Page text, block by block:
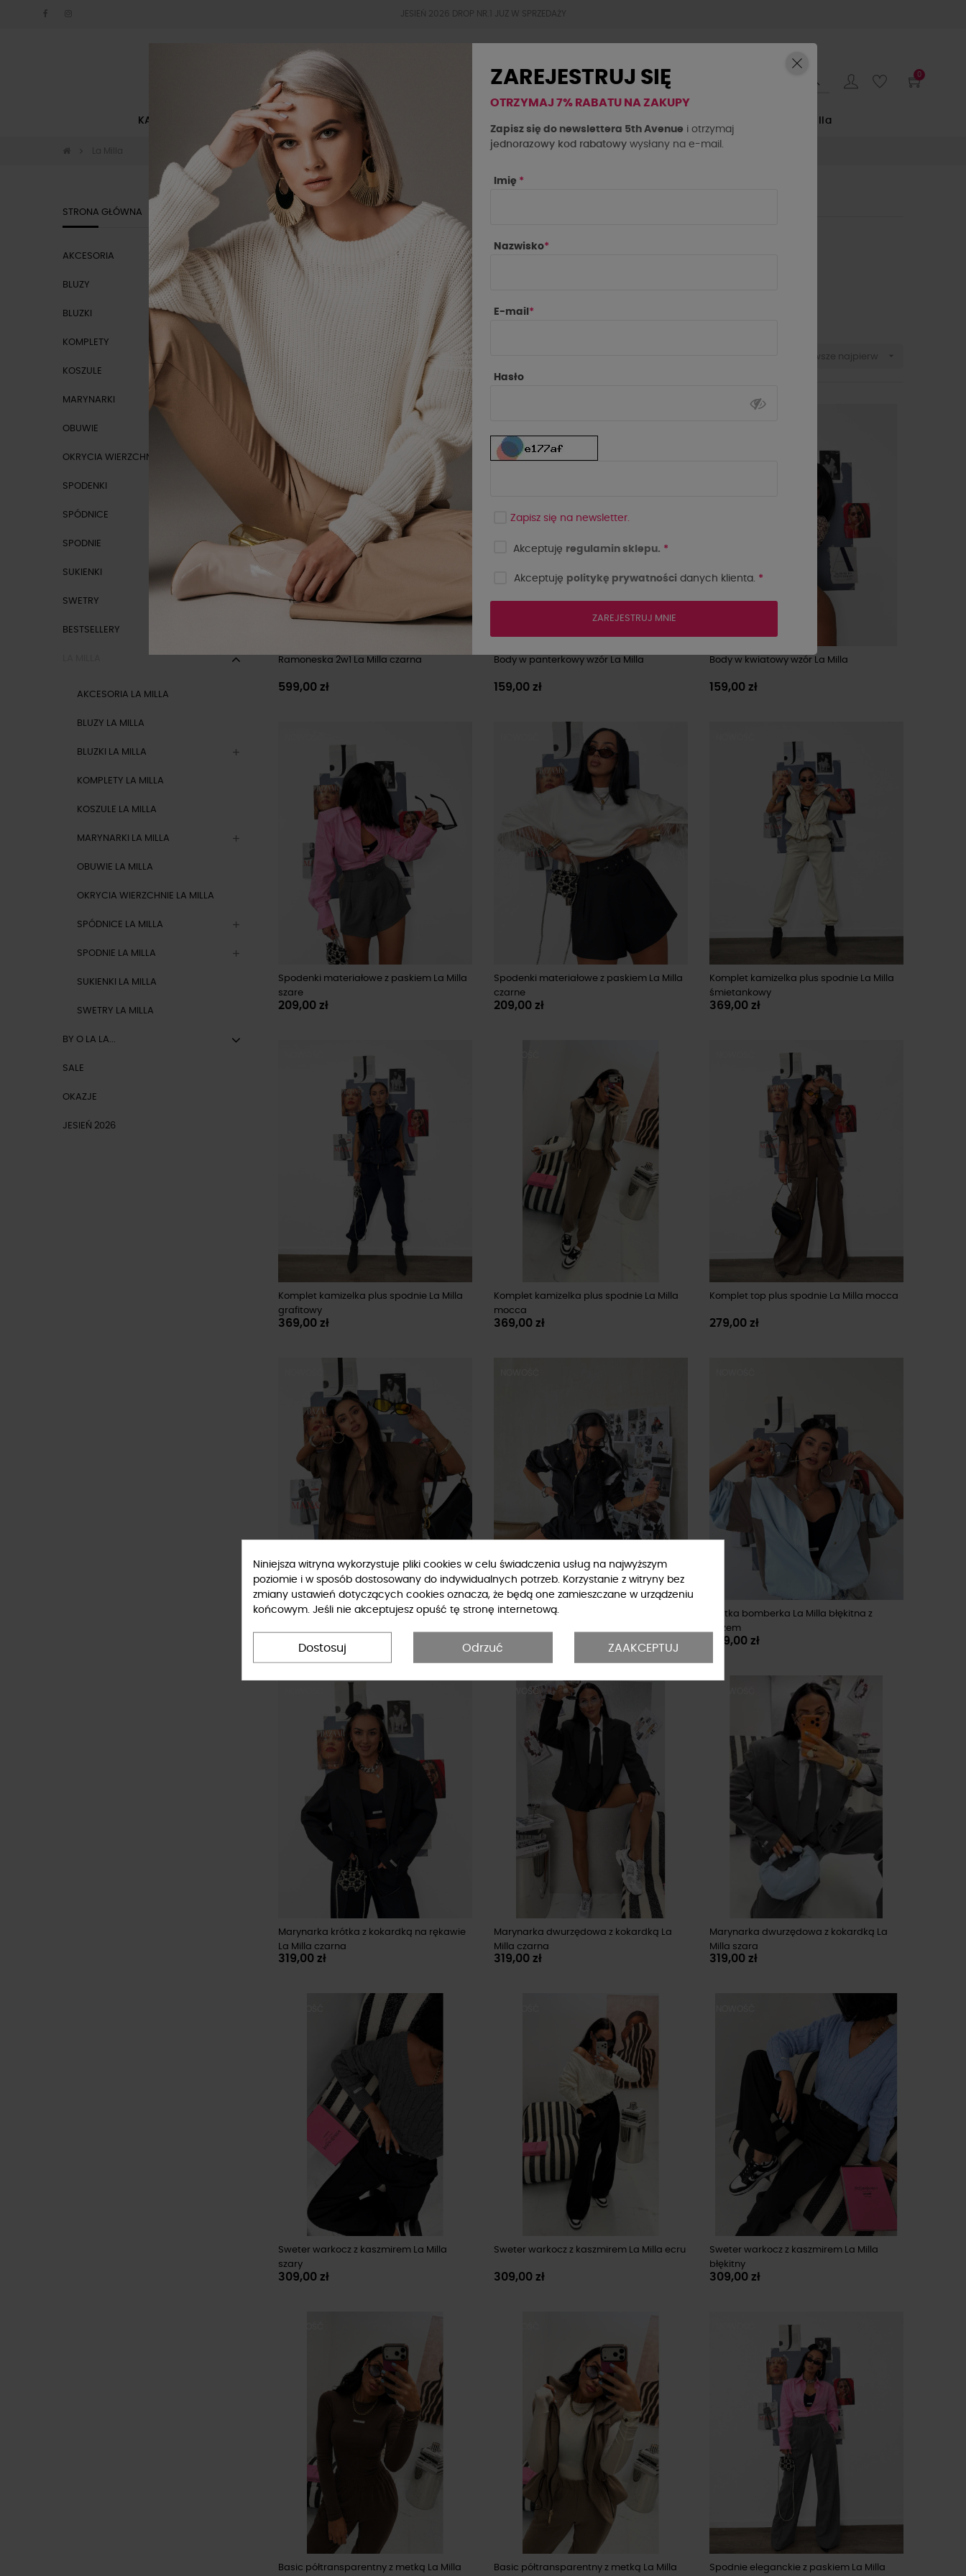
JESIEŃ 2026 DROP NR.1 JUZ W SPRZEDAŻY
KATEGORIE NOWOŚCI BESTSELLERY La Milla
0
STRONA GŁÓWNA
AKCESORIA
BLUZY
BLUZKI
KOMPLETY
KOSZULE
MARYNARKI
OBUWIE
OKRYCIA WIERZCHNIE
SPODENKI
SPÓDNICE
SPODNIE
SUKIENKI
SWETRY
BESTSELLERY
AKCESORIA LA MILLA
BLUZY LA MILLA
BLUZKI LA MILLA
KOMPLETY LA MILLA
KOSZULE LA MILLA
MARYNARKI LA MILLA
OBUWIE LA MILLA
OKRYCIA WIERZCHNIE LA MILLA
SPÓDNICE LA MILLA
SPODNIE LA MILLA
SUKIENKI LA MILLA
SWETRY LA MILLA
BY O LA LA...
SALE
OKAZJE
JESIEŃ 2026
LA MILLA
KATEGORIE CENA
Najnowsze najpierw 
NOWOŚĆ
Ramoneska 2w1 La Milla czarna
599,00 zł
Body w panterkowy wzór La Milla
159,00 zł
Body w kwiatowy wzór La Milla
159,00 zł
Spodenki materiałowe z paskiem La Milla
szare
209,00 zł
Spodenki materiałowe z paskiem La Milla
czarne
209,00 zł
Komplet kamizelka plus spodnie La Milla
śmietankowy
369,00 zł
Komplet kamizelka plus spodnie La Milla
grafitowy
369,00 zł
Komplet kamizelka plus spodnie La Milla
mocca
369,00 zł
Komplet top plus spodnie La Milla mocca
279,00 zł
Bomberka La Milla mocca Kurtka bomberka La Milla czarna z bielą
289,00 zł
Kurtka bomberka La Milla błękitna z
beżem
289,00 zł
Marynarka krótka z kokardką na rękawie
La Milla czarna
319,00 zł
NOWOŚĆ
Marynarka dwurzędowa z kokardką La
Milla czarna
319,00 zł
Marynarka dwurzędowa z kokardką La
Milla szara
319,00 zł
Sweter warkocz z kaszmirem La Milla
szary
309,00 zł
Sweter warkocz z kaszmirem La Milla ecru
309,00 zł
Sweter warkocz z kaszmirem La Milla
błękitny
309,00 zł
Basic półtransparentny z metką La Milla Basic półtransparentny z metką La Milla Spodnie eleganckie z paskiem La Milla
ZAREJESTRUJ SIĘ
OTRZYMAJ 7% RABATU NA ZAKUPY
Zapisz się do newslettera 5th Avenue i otrzymaj
jednorazowy kod rabatowy wysłany na e-mail.
Imię *
Nazwisko*
E-mail *
Hasło
Zapisz się na newsletter.
Akceptuję regulamin sklepu. *
Akceptuję politykę prywatności danych klienta. *
ZAREJESTRUJ MNIE
Niniejsza witryna wykorzystuje pliki cookies w celu świadczenia usług na najwyższym
poziomie i w sposób dostosowany do indywidualnych potrzeb. Korzystanie z witryny bez
zmiany ustawień dotyczących cookies oznacza, że będą one zamieszczane w urządzeniu
końcowym. Jeśli nie akceptujesz opuść tę stronę internetową.
Dostosuj Odrzuć ZAAKCEPTUJ